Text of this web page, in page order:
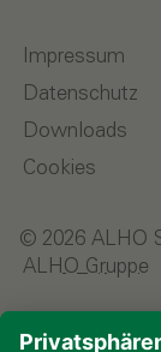
Impressum
Datenschutz
Downloads
Cookies
© 2026 ALHO
ALHO Gruppe